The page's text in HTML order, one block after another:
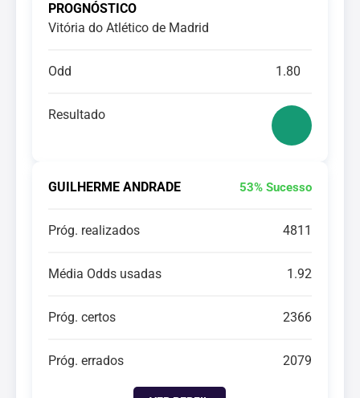
PROGNÓSTICO
Vitória do Atlético de Madrid
Odd 1.80
Resultado
GUILHERME ANDRADE 53% Sucesso
Próg. realizados 4811
Média Odds usadas 1.92
Próg. certos 2366
Próg. errados 2079